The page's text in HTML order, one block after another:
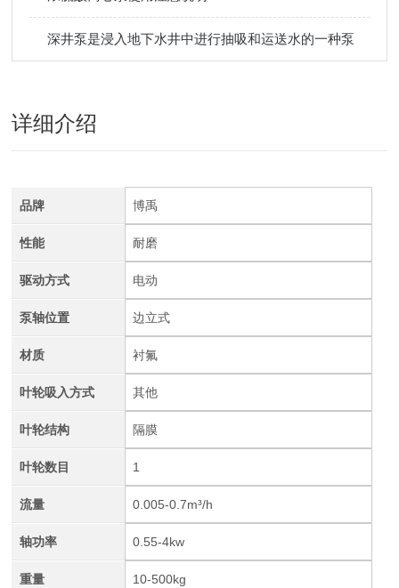
深井泵是浸入地下水井中进行抽吸和运送水的一种泵
详细介绍
品牌 博禹
性能 耐磨
驱动方式 电动
泵轴位置 边立式
材质 衬氟
叶轮吸入方式 其他
叶轮结构 隔膜
叶轮数目 1
流量 0.005-0.7m³/h
轴功率 0.55-4kw
重量 10-500kg